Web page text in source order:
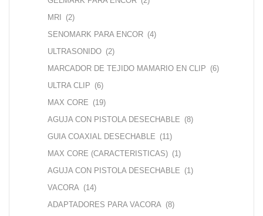
MRI
(2)
SENOMARK PARA ENCOR (4)
ULTRASONIDO (2)
MARCADOR DE TEJIDO MAMARIO EN CLIP (6)
ULTRA CLIP (6)
MAX CORE (19)
AGUJA CON PISTOLA DESECHABLE (8)
GUIA COAXIAL DESECHABLE (11)
MAX CORE (CARACTERISTICAS) (1)
AGUJA CON PISTOLA DESECHABLE (1)
VACORA (14)
ADAPTADORES PARA VACORA (8)